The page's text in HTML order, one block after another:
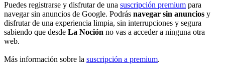
Puedes registrarse y disfrutar de una suscripción premium para
navegar sin anuncios de Google. Podrás navegar sin anuncios y
disfrutar de una experiencia limpia, sin interrupciones y segura
sabiendo que desde La Noción no vas a acceder a ninguna otra
web.
Más información sobre la suscripción a premium.